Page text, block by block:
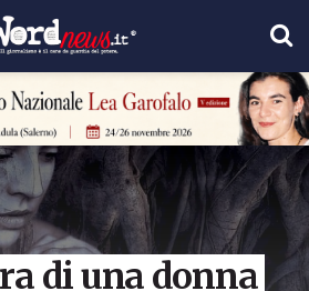
di una donna